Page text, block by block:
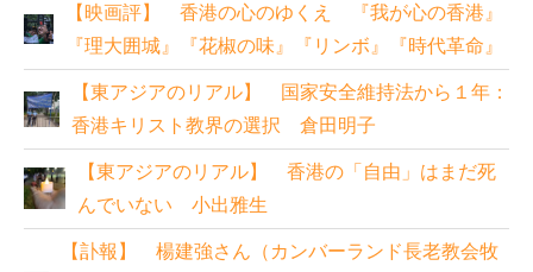
【映画評】 香港の心のゆくえ 『我が心の香港』
『理大囲城』『花椒の味』『リンボ』『時代革命』
【東アジアのリアル】 国家安全維持法から１年：
香港キリスト教界の選択 倉田明子
【東アジアのリアル】 香港の「自由」はまだ死
んでいない 小出雅生
【訃報】 楊建強さん（カンバーランド長老教会牧